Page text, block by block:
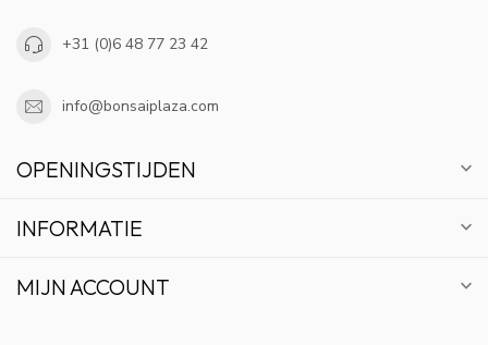
+31 (0)6 48 77 23 42
info@bonsaiplaza.com
OPENINGSTIJDEN
INFORMATIE
MIJN ACCOUNT